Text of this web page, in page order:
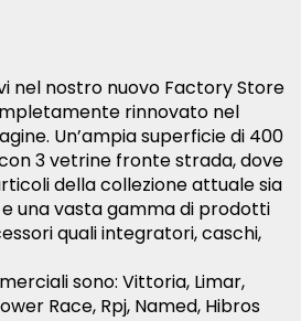
nel nostro nuovo Factory Store
rinnovato nel
Un’ampia superficie di 400
3 vetrine fronte strada, dove
della collezione attuale sia
una vasta gamma di prodotti
quali integratori, caschi,
sono: Vittoria, Limar,
Race, Rpj, Named, Hibros